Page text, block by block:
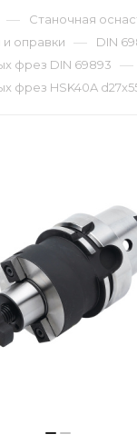
— Станочная
оправки — DIN
фрез DIN 69893 —
фрез HSK40A